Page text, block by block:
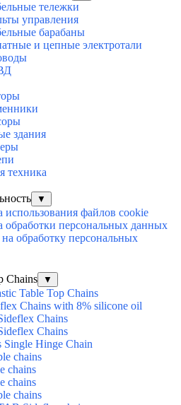
тележки
управления
барабаны
и цепные электротали
здания
техника
▼
использования файлов cookie
обработки персональных данных
обработку персональных
Chains ▼
Table Top Chains
Chains with 8% silicone oil
Chains
Chains
Single Hinge Chain
chains
chains
chains
chains